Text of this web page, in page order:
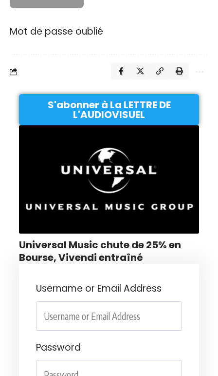
Mot de passe oublié
S'abonner à La LETTRE DE
L'AUDIOVISUEL
Universal Music chute de 25% en
Bourse, Vivendi entraîné
Username or Email Address
Password